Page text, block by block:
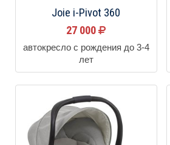
Joie i-Pivot 360
27 000
автокресло с рождения до 3-4
лет